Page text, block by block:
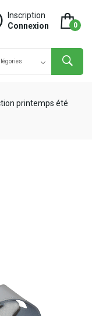
Inscription
Connexion
0
printemps été